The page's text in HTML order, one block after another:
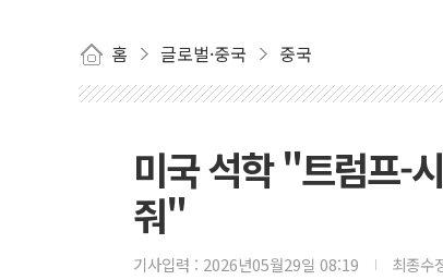
홈 글로벌·중국 중국
미국 석학 "트럼프-
줘"
기사입력 : 2026년05월29일 08:19 최종수